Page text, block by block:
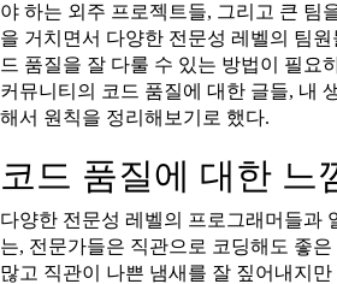
야 하는 외주 프로젝트들, 그리고 큰 팀
을 거치면서 다양한 전문성 레벨의 팀
드 품질을 잘 다룰 수 있는 방법이 필요
커뮤니티의 코드 품질에 대한 글들, 내
해서 원칙을 정리해보기로 했다.
코드 품질에 대한 느
다양한 전문성 레벨의 프로그래머들과
는, 전문가들은 직관으로 코딩해도 좋
많고 직관이 나쁜 냄새를 잘 짚어내지